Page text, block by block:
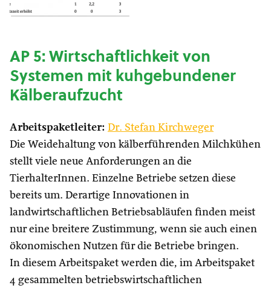
AP 5: Wirtschaftlichkeit von
Systemen mit kuhgebundener
Kälberaufzucht
Arbeitspaketleiter: Dr. Stefan Kirchweger
Die Weidehaltung von kälberführenden Milchkühen
stellt viele neue Anforderungen an die
TierhalterInnen. Einzelne Betriebe setzen diese
bereits um. Derartige Innovationen in
landwirtschaftlichen Betriebsabläufen finden meist
nur eine breitere Zustimmung, wenn sie auch einen
ökonomischen Nutzen für die Betriebe bringen.
In diesem Arbeitspaket werden die, im Arbeitspaket
4 gesammelten betriebswirtschaftlichen